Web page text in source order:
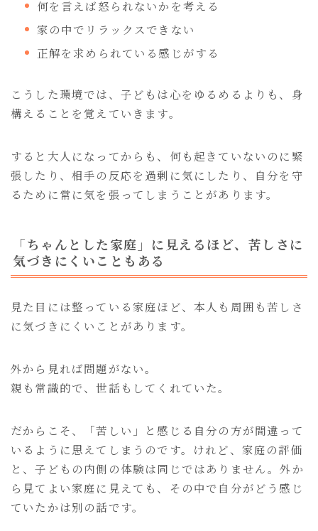
何を言えば怒られないかを考える
家の中でリラックスできない
正解を求められている感じがする
こうした環境では、子どもは心をゆるめるよりも、身
構えることを覚えていきます。
すると大人になってからも、何も起きていないのに緊
張したり、相手の反応を過剰に気にしたり、自分を守
るために常に気を張ってしまうことがあります。
「ちゃんとした家庭」に見えるほど、苦しさに
気づきにくいこともある
見た目には整っている家庭ほど、本人も周囲も苦しさ
に気づきにくいことがあります。
外から見れば問題がない。
親も常識的で、世話もしてくれていた。
だからこそ、「苦しい」と感じる自分の方が間違って
いるように思えてしまうのです。けれど、家庭の評価
と、子どもの内側の体験は同じではありません。外か
ら見てよい家庭に見えても、その中で自分がどう感じ
ていたかは別の話です。